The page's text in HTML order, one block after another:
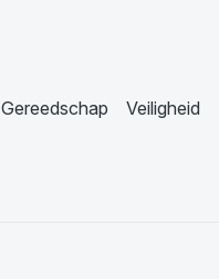
Gereedschap Veiligheid